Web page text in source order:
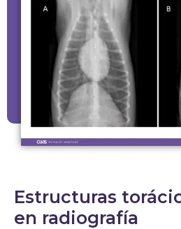
Estructuras
en radiografía